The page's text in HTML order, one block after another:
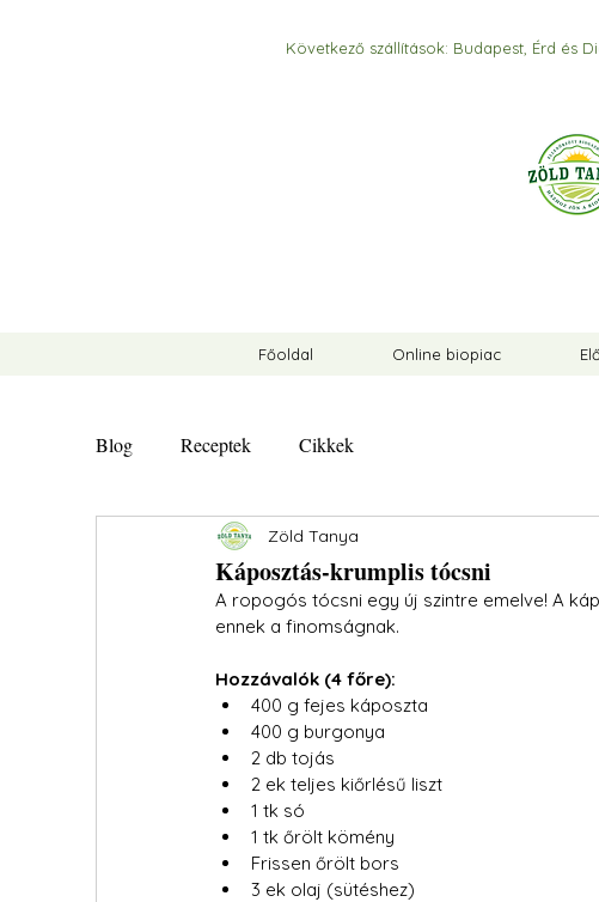
Következő szállítások: Budapest, Érd és
Főoldal Online biopiac
Blog Receptek Cikkek
Káposztás-krumplis tócsni
Zöld Tanya
A ropogós tócsni egy új szintre emelve! A
ennek a finomságnak.
Hozzávalók (4 főre):
400 g fejes káposzta
400 g burgonya
2 db tojás
2 ek teljes kiőrlésű liszt
1 tk só
1 tk őrölt kömény
Frissen őrölt bors
3 ek olaj (sütéshez)